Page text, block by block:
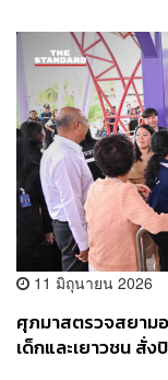
11 มิถุนายน 2026
ศุภมาสตรวจสยาม
เด็กและเยาวชน สั่